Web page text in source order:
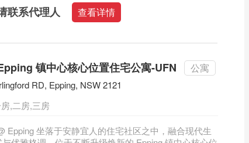
联系代理人 查看详情
镇中心核心位置住宅公寓-UFN 公寓
RD, Epping, NSW 2121
,二房,三房
Epping 坐落于安静宜人的住宅社区之中，融合现代生